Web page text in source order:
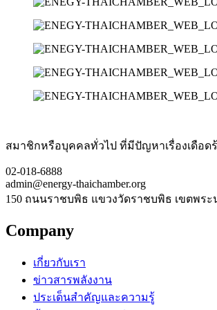
สมาชิกหรือบุคคลทั่วไป ที่มีปัญหาเรื่องเดือด
02-018-6888
admin@energy-thaichamber.org
150 ถนนราชบพิธ แขวงวัดราชบพิธ เขตพระ
Company
เกี่ยวกับเรา
ข่าวสารพลังงาน
ประเด็นสำคัญและความรู้